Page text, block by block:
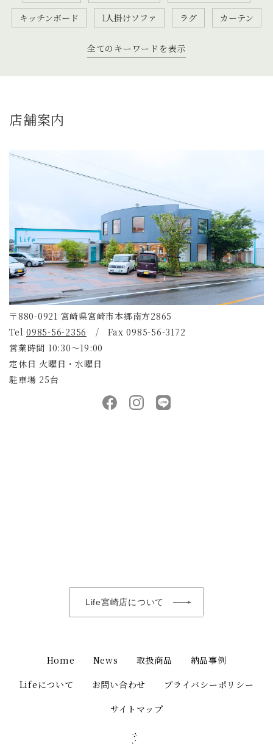
キッチンボード
1人掛けソファ ラグ カーテン
全てのキーワードを表示
店舗案内
〒880-0921 宮崎県宮崎市本郷南方2865
Tel 0985-56-2356 / Fax 0985-56-3172
営業時間 10:30～19:00
定休日 火曜日・水曜日
駐車場 25台
Life宮崎店について
Home News 取扱商品
納品事例
Lifeについて
お問い合わせ
プライバシーポリシー
サイトマップ